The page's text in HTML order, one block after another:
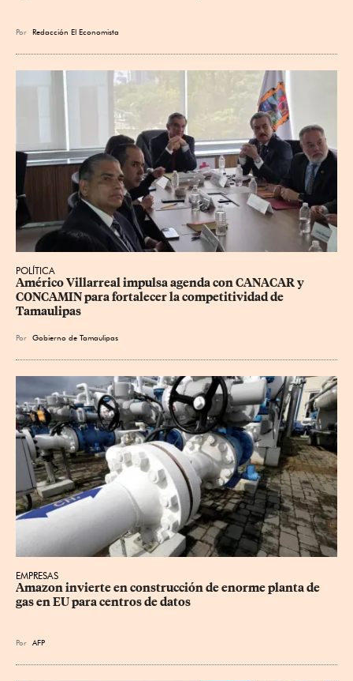
Por Redacción El Economista
POLÍTICA
Américo Villarreal impulsa agenda con CANACAR y
CONCAMIN para fortalecer la competitividad de
Tamaulipas
Por Gobierno de Tamaulipas
EMPRESAS
Amazon invierte en construcción de enorme planta de
gas en EU para centros de datos
Por AFP